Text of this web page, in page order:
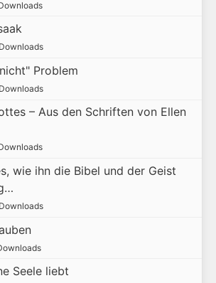
Problem
– Aus den Schriften von Ellen
wie ihn die Bibel und der Geist
Seele liebt